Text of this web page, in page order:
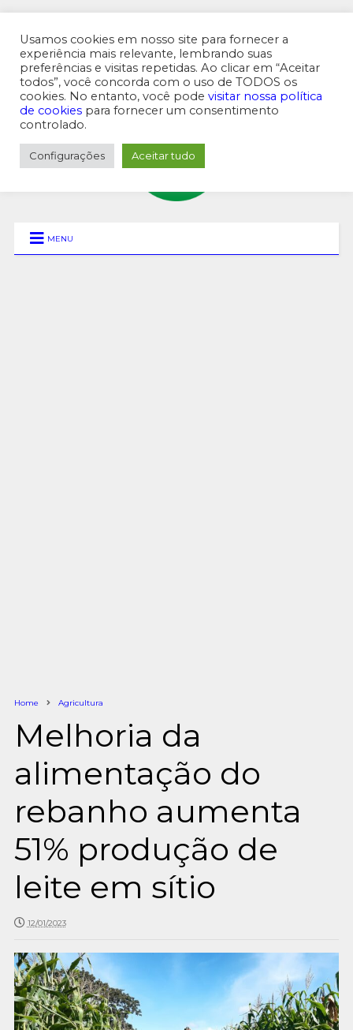
MENU SUPERIOR
MENU
Home Agricultura
Melhoria da
alimentação do
rebanho aumenta
51% produção de
leite em sítio
12/01/2023
Usamos cookies em nosso site para fornecer a
experiência mais relevante, lembrando suas
preferências e visitas repetidas. Ao clicar em “Aceitar
todos”, você concorda com o uso de TODOS os
cookies. No entanto, você pode visitar nossa política
de cookies para fornecer um consentimento
controlado.
Configurações Aceitar tudo